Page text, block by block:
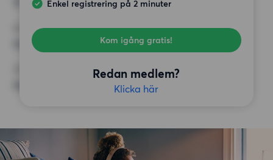
Enkel registrering på 2 minuter
Kom igång gratis!
Redan medlem?
Klicka här
Inga speciella krav
ÖVRIGA PREFERENSER
Inga speciella preferenser